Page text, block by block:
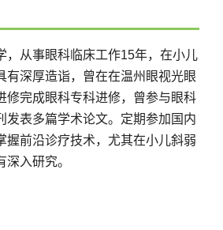
，从事眼科临床工作15年，在小儿
有深厚造诣，曾在在温州眼视光眼
修完成眼科专科进修，曾参与眼科
发表多篇学术论文。定期参加国内
握前沿诊疗技术，尤其在小儿斜弱
入研究。